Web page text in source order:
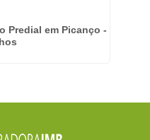
Predial em Picanço -